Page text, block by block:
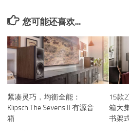
您可能还喜欢...
紧凑灵巧，均衡全能：
Klipsch The Sevens II 有源音
箱
15款
箱大
书架